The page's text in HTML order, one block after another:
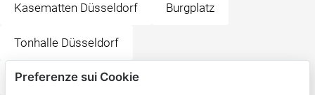
Kasematten Düsseldorf Burgplatz
Tonhalle Düsseldorf
Schwan Restaurant Düsseldorf Altstadt
Preferenze sui Cookie